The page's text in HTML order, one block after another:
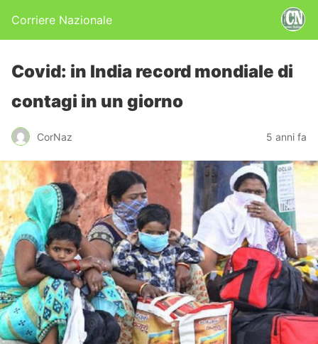
Corriere Nazionale
Covid: in India record mondiale di
contagi in un giorno
CorNaz 5 anni fa